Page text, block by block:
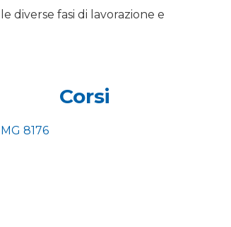
diverse fasi di lavorazione e
Corsi